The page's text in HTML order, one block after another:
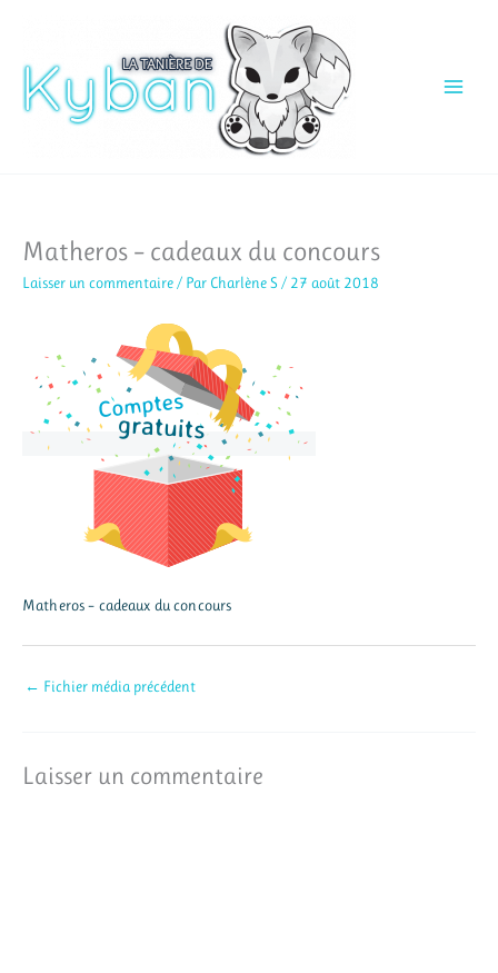
contenu
Matheros – cadeaux du concours
Laisser un commentaire / Par Charlène S / 27 août 2018
Matheros – cadeaux du concours
← Fichier média précédent
Laisser un commentaire